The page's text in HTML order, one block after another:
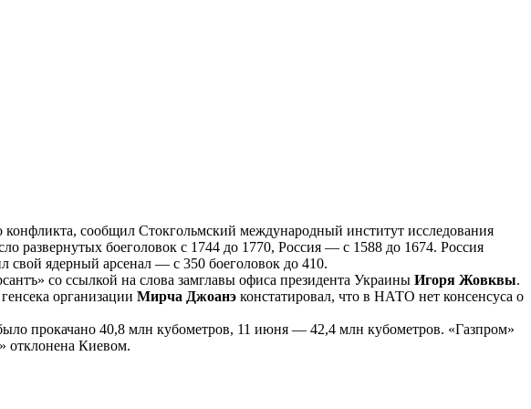
сообщил Стокгольмский международный институт исследования
боеголовок с 1744 до 1770, Россия — с 1588 до 1674. Россия
ядерный арсенал — с 350 боеголовок до 410.
со ссылкой на слова замглавы офиса президента Украины Игоря Жовквы.
организации Мирча Джоанэ констатировал, что в НАТО нет консенсуса о
прокачано 40,8 млн кубометров, 11 июня — 42,4 млн кубометров. «Газпром»
отклонена Киевом.